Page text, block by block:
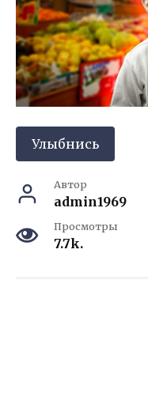
Улыбнись
Автор
admin1969
Просмотры
7.7k.